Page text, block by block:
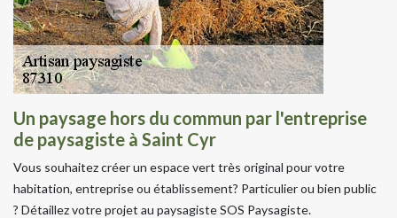
Un paysage hors du commun par l'entreprise
de paysagiste à Saint Cyr
Vous souhaitez créer un espace vert très original pour votre
habitation, entreprise ou établissement? Particulier ou bien public
? Détaillez votre projet au paysagiste SOS Paysagiste.